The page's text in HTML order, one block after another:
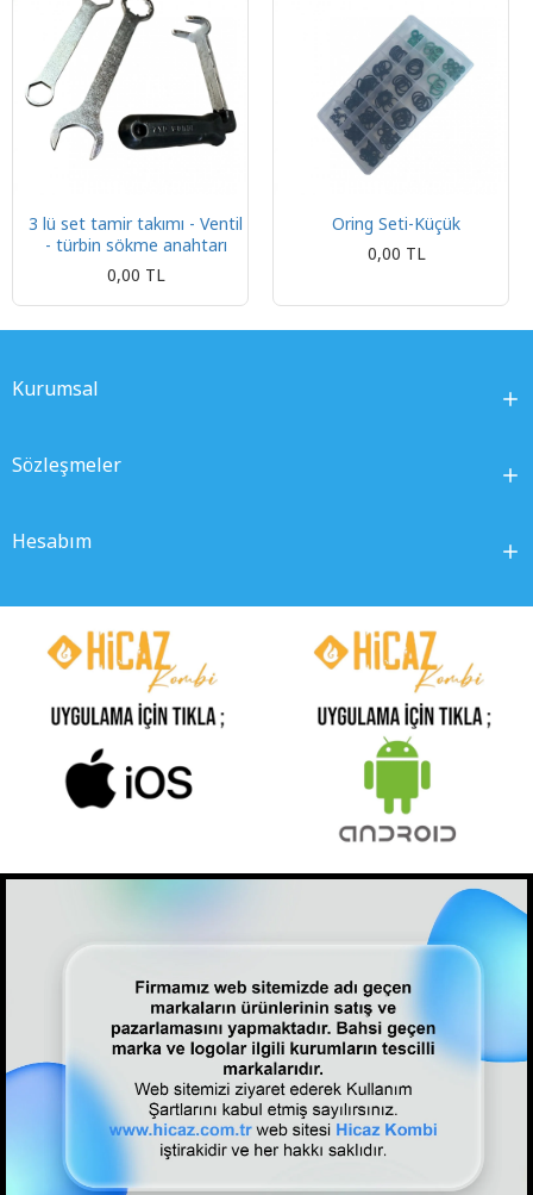
3 lü set tamir takımı - Ventil
- türbin sökme anahtarı
0,00 TL
Oring Seti-Küçük
0,00 TL
Kurumsal
Sözleşmeler
Hesabım